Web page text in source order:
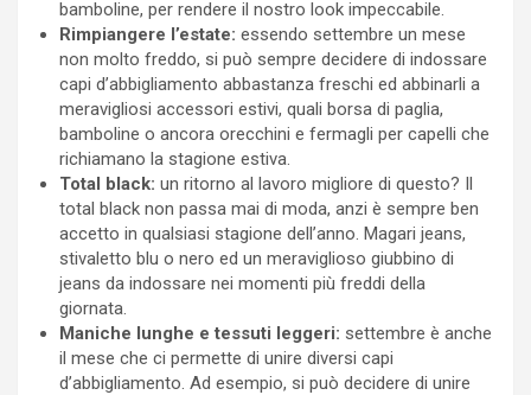
bamboline, per rendere il nostro look impeccabile.
Rimpiangere l’estate: essendo settembre un mese
non molto freddo, si può sempre decidere di indossare
capi d’abbigliamento abbastanza freschi ed abbinarli a
meravigliosi accessori estivi, quali borsa di paglia,
bamboline o ancora orecchini e fermagli per capelli che
richiamano la stagione estiva.
Total black: un ritorno al lavoro migliore di questo? Il
total black non passa mai di moda, anzi è sempre ben
accetto in qualsiasi stagione dell’anno. Magari jeans,
stivaletto blu o nero ed un meraviglioso giubbino di
jeans da indossare nei momenti più freddi della
giornata.
Maniche lunghe e tessuti leggeri: settembre è anche
il mese che ci permette di unire diversi capi
d’abbigliamento. Ad esempio, si può decidere di unire